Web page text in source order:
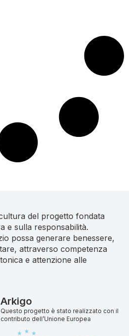
del progetto fondata
e sulla responsabilità.
possa generare benessere,
attraverso competenza
e attenzione alle
Arkigo
Questo progetto è stato realizzato con il
contributo dell’Unione Europea